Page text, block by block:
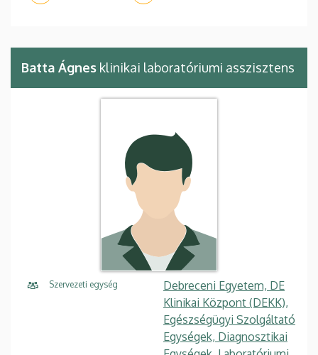
Batta Ágnes klinikai laboratóriumi asszisztens
Szervezeti egység
Debreceni Egyetem, DE
Klinikai Központ (DEKK),
Egészségügyi Szolgáltató
Egységek, Diagnosztikai